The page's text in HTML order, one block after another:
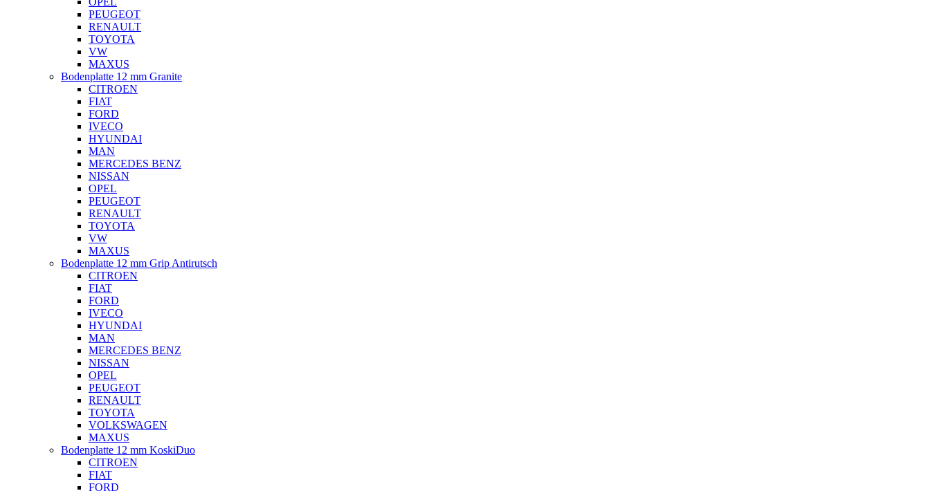
PEUGEOT
RENAULT
TOYOTA
VW
MAXUS
Bodenplatte 12 mm Granite
CITROEN
FIAT
FORD
IVECO
HYUNDAI
MAN
MERCEDES BENZ
NISSAN
OPEL
PEUGEOT
RENAULT
TOYOTA
VW
MAXUS
Bodenplatte 12 mm Grip Antirutsch
CITROEN
FIAT
FORD
IVECO
HYUNDAI
MAN
MERCEDES BENZ
NISSAN
OPEL
PEUGEOT
RENAULT
TOYOTA
VOLKSWAGEN
MAXUS
Bodenplatte 12 mm KoskiDuo
CITROEN
FIAT
FORD